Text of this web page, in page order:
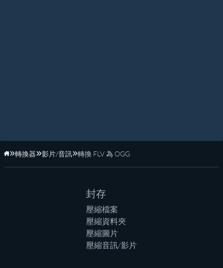
首頁
轉換器 影片/音訊 轉換 FLV 為 OGG
封存
壓縮檔案
壓縮資料夾
壓縮圖片
壓縮音訊/影片